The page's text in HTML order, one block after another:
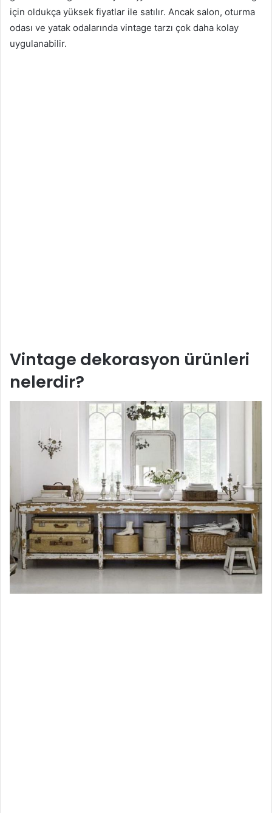
için oldukça yüksek fiyatlar ile satılır. Ancak salon, oturma
odası ve yatak odalarında vintage tarzı çok daha kolay
uygulanabilir.
Vintage dekorasyon ürünleri
nelerdir?